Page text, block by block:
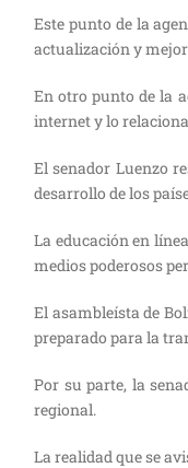
Este punto de la
actualización y
En otro punto de la
internet y lo
El senador Luenzo
desarrollo de los
La educación en
medios poderosos
El asambleísta de
preparado para la
Por su parte, la
regional.
La realidad que se